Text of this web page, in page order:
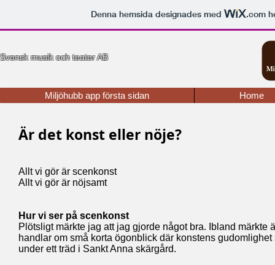
Denna hemsida designades med .com
Svensk musik och teater AB
Miljöhubb app första sidan Home
Är det konst eller nöje?
Allt vi gör är scenkonst
Allt vi gör är nöjsamt
Hur vi ser på scenkonst
Plötsligt märkte jag att jag gjorde något bra. Ibland märkte
handlar om små korta ögonblick där konstens
under ett träd i Sankt Anna skärgård.